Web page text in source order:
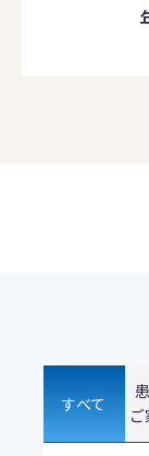
すべて